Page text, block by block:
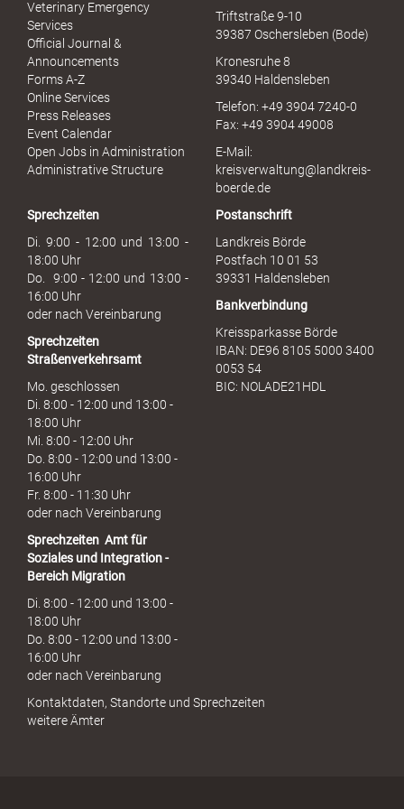
u
h
Veterinary Emergency
Services
Official Journal &
Announcements
Forms A-Z
Online Services
Press Releases
Event Calendar
Open Jobs in Administration
Administrative Structure
Triftstraße 9-10
39387 Oschersleben (Bode)
Kronesruhe 8
39340 Haldensleben
Telefon: +49 3904 7240-0
Fax: +49 3904 49008
E-Mail:
kreisverwaltung@landkreis-
boerde.de
Sprechzeiten
Di. 9:00 - 12:00 und 13:00 -
18:00 Uhr
Do. 9:00 - 12:00 und 13:00 -
16:00 Uhr
oder nach Vereinbarung
Sprechzeiten
Straßenverkehrsamt
Mo. geschlossen
Di. 8:00 - 12:00 und 13:00 -
18:00 Uhr
Mi. 8:00 - 12:00 Uhr
Do. 8:00 - 12:00 und 13:00 -
16:00 Uhr
Fr. 8:00 - 11:30 Uhr
oder nach Vereinbarung
Sprechzeiten Amt für
Soziales und Integration -
Bereich Migration
Di. 8:00 - 12:00 und 13:00 -
18:00 Uhr
Do. 8:00 - 12:00 und 13:00 -
16:00 Uhr
oder nach Vereinbarung
Postanschrift
Landkreis Börde
Postfach 10 01 53
39331 Haldensleben
Bankverbindung
Kreissparkasse Börde
IBAN: DE96 8105 5000 3400
0053 54
BIC: NOLADE21HDL
Kontaktdaten, Standorte und Sprechzeiten
weitere Ämter